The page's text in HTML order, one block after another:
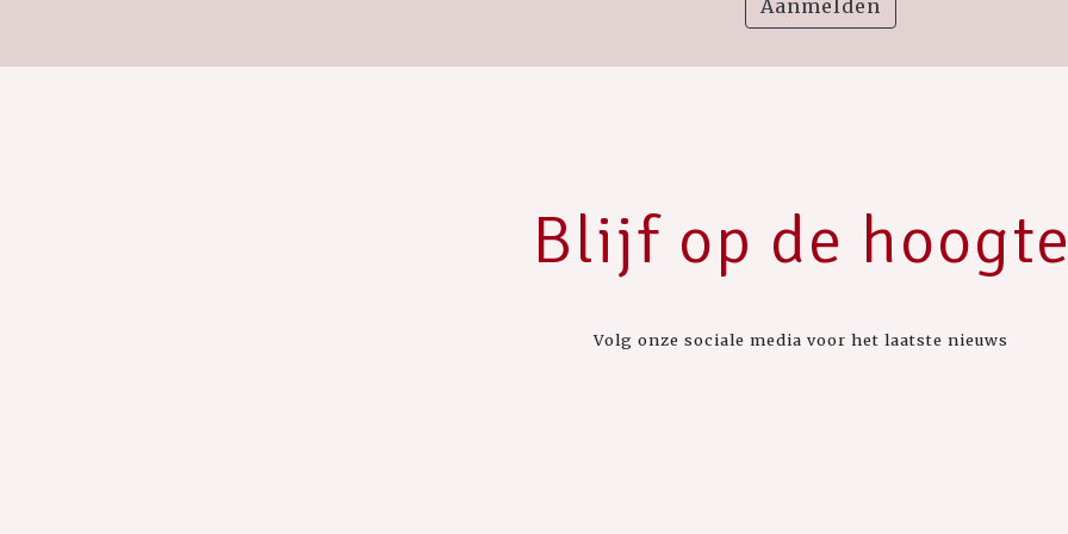
Aanmelden
Blijf op de
Volg onze sociale media voor het laatste nieuws